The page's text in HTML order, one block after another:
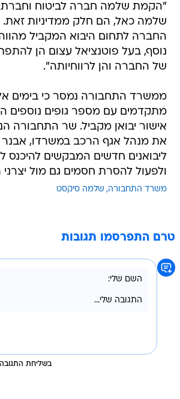
"הקמת שלמה חברה לביטוח וחברת
שלמה כאל, הם חלק ממדיניות זאת.
החברה לתחום היבוא המקביל
נוסף, בעל פוטנציאל עצום הן
של החברה והן לרווחיותה".
ממשרד התחבורה נמסר כי בימים
מתקדמים עם מספר גופים נוספים
אישור יבואן מקביל. שר התחבורה
את מנהל אגף הרכב במשרדו, אבנר
ליבואנים חדשים המבקשים להיכנס
ולפעול להסרת חסמים גם מול
משרד התחבורה שלמה סיקסט
טרם התפרסמו תגובות
בשליחת